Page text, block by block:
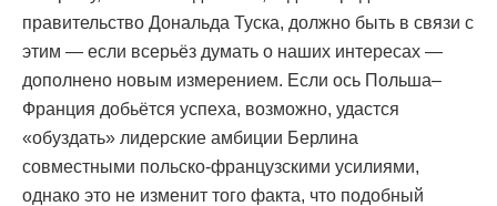
правительство Дональда Туска, должно быть в связи с
этим — если всерьёз думать о наших интересах —
дополнено новым измерением. Если ось Польша–
Франция добьётся успеха, возможно, удастся
«обуздать» лидерские амбиции Берлина
совместными польско-французскими усилиями,
однако это не изменит того факта, что подобный